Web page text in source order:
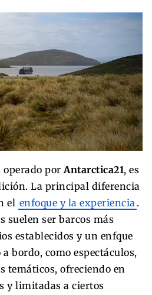
por Antarctica21, es
La principal diferencia
el enfoque y la experiencia .
suelen ser barcos más
establecidos y un enfque
bordo, como espectáculos,
temáticos, ofreciendo en
y limitadas a ciertos